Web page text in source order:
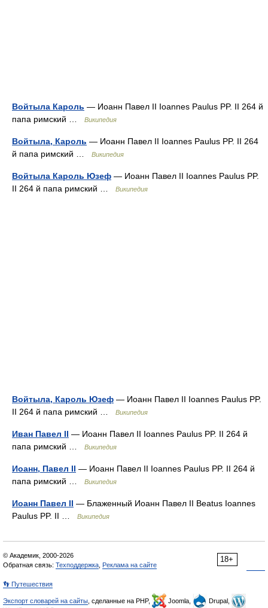
Войтыла Кароль — Иоанн Павел II Ioannes Paulus PP. II 264 й
папа римский …
Википедия
Войтыла, Кароль — Иоанн Павел II Ioannes Paulus PP. II 264
й папа римский …
Википедия
Войтыла Кароль Юзеф — Иоанн Павел II Ioannes Paulus PP.
II 264 й папа римский …
Википедия
Войтыла, Кароль Юзеф — Иоанн Павел II Ioannes Paulus PP.
II 264 й папа римский …
Википедия
Иван Павел ІІ — Иоанн Павел II Ioannes Paulus PP. II 264 й
папа римский …
Википедия
Иоанн, Павел II — Иоанн Павел II Ioannes Paulus PP. II 264 й
папа римский …
Википедия
Иоанн Павел II — Блаженный Иоанн Павел II Beatus Ioannes
Paulus PP. II …
Википедия
18+
© Академик, 2000-2026
Обратная связь: Техподдержка Реклама на сайте
👣 Путешествия
Экспорт словарей на сайты , сделанные на PHP, Joomla,
Drupal,